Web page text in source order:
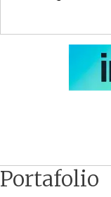
Portafolio